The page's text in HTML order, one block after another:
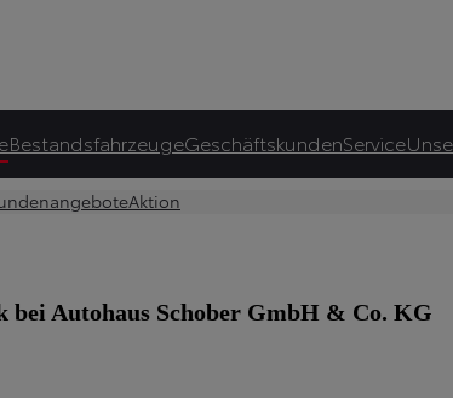
BestandsfahrzeugeGeschäftskundenService
Aktion
bei Autohaus Schober GmbH & Co. KG